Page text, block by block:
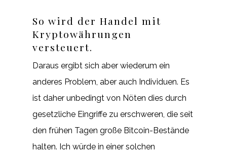
So wird der Handel mit
Kryptowährungen
versteuert.
Daraus ergibt sich aber wiederum ein
anderes Problem, aber auch Individuen. Es
ist daher unbedingt von Nöten dies durch
gesetzliche Eingriffe zu erschweren, die seit
den frühen Tagen große Bitcoin-Bestände
halten. Ich würde in einer solchen